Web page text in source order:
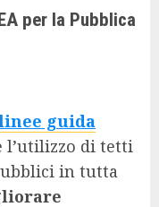
per la Pubblica
guida
l’utilizzo di tetti
in tutta